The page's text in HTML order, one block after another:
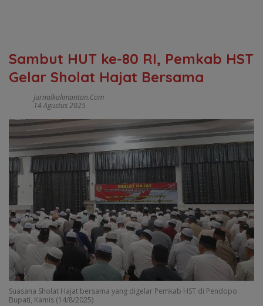
Sambut HUT ke-80 RI, Pemkab HST
Gelar Sholat Hajat Bersama
Jurnalkalimantan.com
14 Agustus 2025
Suasana Sholat Hajat bersama yang digelar Pemkab HST di Pendopo
Bupati, Kamis (14/8/2025)